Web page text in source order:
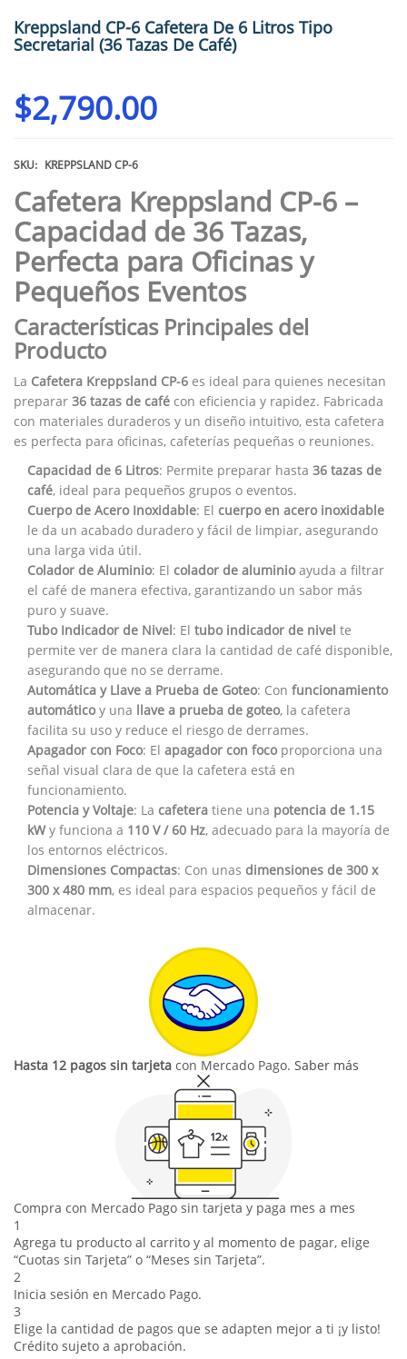
Kreppsland CP-6 Cafetera De 6 Litros Tipo
Secretarial (36 Tazas De Café)
$2,790.00
SKU: KREPPSLAND CP-6
Cafetera Kreppsland CP-6 –
Capacidad de 36 Tazas,
Perfecta para Oficinas y
Pequeños Eventos
Características Principales del
Producto
La Cafetera Kreppsland CP-6 es ideal para quienes necesitan
preparar 36 tazas de café con eficiencia y rapidez. Fabricada
con materiales duraderos y un diseño intuitivo, esta cafetera
es perfecta para oficinas, cafeterías pequeñas o reuniones.
Capacidad de 6 Litros: Permite preparar hasta 36 tazas de
café, ideal para pequeños grupos o eventos.
Cuerpo de Acero Inoxidable: El cuerpo en acero inoxidable
le da un acabado duradero y fácil de limpiar, asegurando
una larga vida útil.
Colador de Aluminio: El colador de aluminioayuda a filtrar
el café de manera efectiva, garantizando un sabor más
puro y suave.
Tubo Indicador de Nivel: El tubo indicador de nivel te
permite ver de manera clara la cantidad de café disponible,
asegurando que no se derrame.
Automática y Llave a Prueba de Goteo: Con funcionamiento
automáticoy una llave a prueba de goteo, la cafetera
facilita su uso y reduce el riesgo de derrames.
Apagador con Foco: El apagador con focoproporciona una
señal visual clara de que la cafetera está en
funcionamiento.
Potencia y Voltaje: La cafetera tiene una potencia de 1.15
kWy funciona a 110 V / 60 Hz, adecuado para la mayoría de
los entornos eléctricos.
Dimensiones Compactas: Con unas dimensiones de 300 x
300 x 480 mm, es ideal para espacios pequeños y fácil de
almacenar.
Hasta 12 pagos sin tarjeta con Mercado Pago. Saber más
Compra con Mercado Pago sin tarjeta y paga mes a mes
1
Agrega tu producto al carrito y al momento de pagar, elige
“Cuotas sin Tarjeta” o “Meses sin Tarjeta”.
2
Inicia sesión en Mercado Pago.
3
Elige la cantidad de pagos que se adapten mejor a ti ¡y listo!
Crédito sujeto a aprobación.